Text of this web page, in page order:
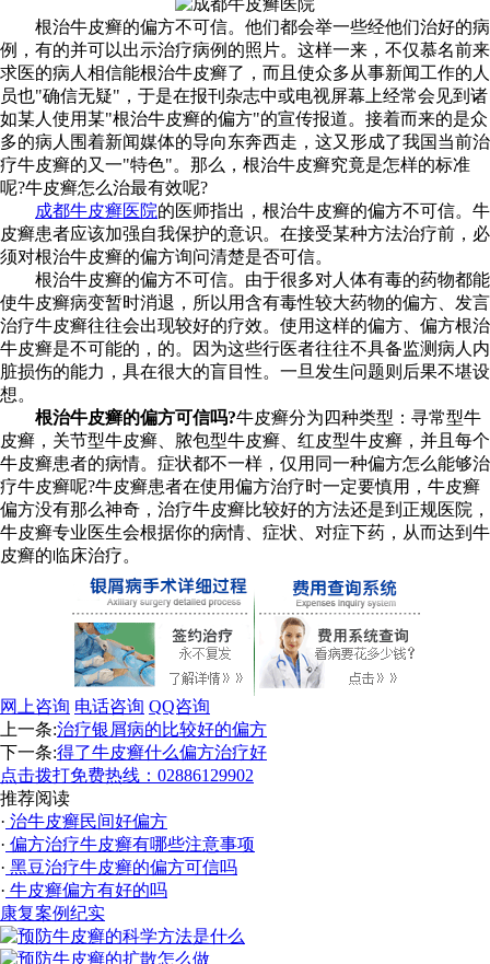
根治牛皮癣的偏方不可信。他们都会举一些经他们治好的病
例，有的并可以出示治疗病例的照片。这样一来，不仅慕名前来
求医的病人相信能根治牛皮癣了，而且使众多从事新闻工作的人
员也"确信无疑"，于是在报刊杂志中或电视屏幕上经常会见到诸
如某人使用某"根治牛皮癣的偏方"的宣传报道。接着而来的是众
多的病人围着新闻媒体的导向东奔西走，这又形成了我国当前治
疗牛皮癣的又一"特色"。那么，根治牛皮癣究竟是怎样的标准
呢?牛皮癣怎么治最有效呢?
成都牛皮癣医院的医师指出，根治牛皮癣的偏方不可信。牛
皮癣患者应该加强自我保护的意识。在接受某种方法治疗前，必
须对根治牛皮癣的偏方询问清楚是否可信。
根治牛皮癣的偏方不可信。由于很多对人体有毒的药物都能
使牛皮癣病变暂时消退，所以用含有毒性较大药物的偏方、发言
治疗牛皮癣往往会出现较好的疗效。使用这样的偏方、偏方根治
牛皮癣是不可能的，的。因为这些行医者往往不具备监测病人内
脏损伤的能力，具在很大的盲目性。一旦发生问题则后果不堪设
想。
根治牛皮癣的偏方可信吗?牛皮癣分为四种类型：寻常型牛
皮癣，关节型牛皮癣、脓包型牛皮癣、红皮型牛皮癣，并且每个
牛皮癣患者的病情。症状都不一样，仅用同一种偏方怎么能够治
疗牛皮癣呢?牛皮癣患者在使用偏方治疗时一定要慎用，牛皮癣
偏方没有那么神奇，治疗牛皮癣比较好的方法还是到正规医院，
牛皮癣专业医生会根据你的病情、症状、对症下药，从而达到牛
皮癣的临床治疗。
网上咨询 电话咨询 QQ咨询
上一条:治疗银屑病的比较好的偏方
下一条:得了牛皮癣什么偏方治疗好
点击拨打免费热线：02886129902
推荐阅读
· 治牛皮癣民间好偏方
· 偏方治疗牛皮癣有哪些注意事项
· 黑豆治疗牛皮癣的偏方可信吗
· 牛皮癣偏方有好的吗
康复案例纪实